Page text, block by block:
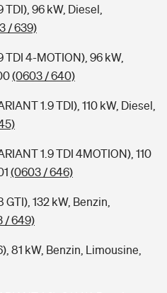
TDI), 96 kW, Diesel,
/ 639)
TDI 4-MOTION), 96 kW,
(0603 / 640)
1.9 TDI), 110 kW, Diesel,
1.9 TDI 4MOTION), 110
(0603 / 646)
GTI), 132 kW, Benzin,
/ 649)
81 kW, Benzin, Limousine,